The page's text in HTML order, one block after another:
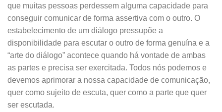
que muitas pessoas perdessem alguma capacidade para
conseguir comunicar de forma assertiva com o outro. O
estabelecimento de um diálogo pressupõe a
disponibilidade para escutar o outro de forma genuína e a
“arte do diálogo” acontece quando há vontade de ambas
as partes e precisa ser exercitada. Todos nós podemos e
devemos aprimorar a nossa capacidade de comunicação,
quer como sujeito de escuta, quer como a parte que quer
ser escutada.